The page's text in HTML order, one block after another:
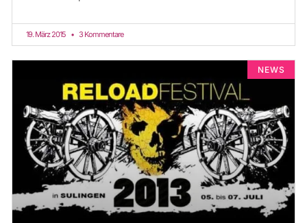
19. März 2015 3 Kommentare
NEWS